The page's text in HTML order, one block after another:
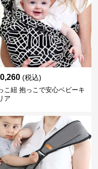
(税込)
こ紐 抱っこで安心ベビーキ
ア